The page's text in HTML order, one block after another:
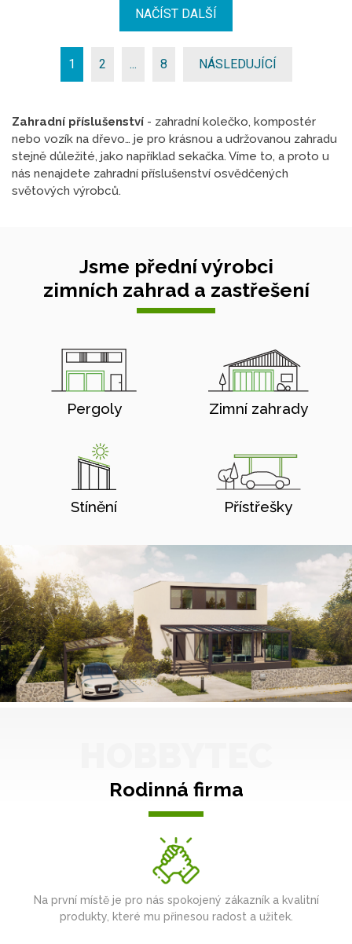
NAČÍST DALŠÍ
1 2 ... 8 NÁSLEDUJÍCÍ
Zahradní příslušenství - zahradní kolečko, kompostér
nebo vozík na dřevo… je pro krásnou a udržovanou zahradu
stejně důležité, jako například sekačka. Víme to, a proto u
nás nenajdete zahradní příslušenství osvědčených
světových výrobců.
Jsme přední výrobci
zimních zahrad a zastřešení
Pergoly Zimní zahrady
Stínění Přístřešky
Rodinná firma
Na první místě je pro nás spokojený zákazník a kvalitní
produkty, které mu přinesou radost a užitek.